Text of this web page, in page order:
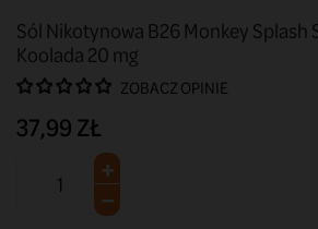
Sól Nikotynowa B26 Monkey Splash
Koolada 20 mg
ZOBACZ OPINIE
37,99 ZŁ